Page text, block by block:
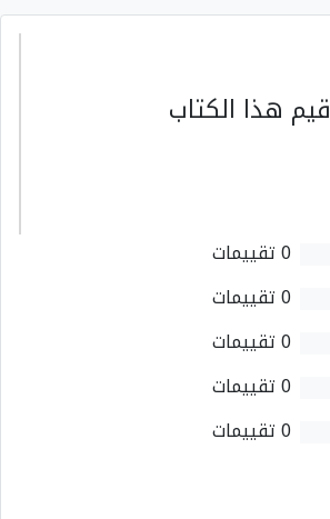
قيم هذا الكتاب
0 تقييمات
0 تقييمات
0 تقييمات
0 تقييمات
0 تقييمات